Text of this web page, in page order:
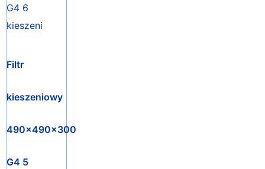
Filtr
kieszeniowy
490x490x300
G4 5